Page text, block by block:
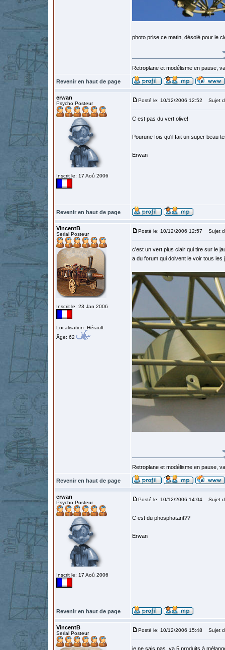
photo prise ce matin, désolé pour le
Retroplane et modélisme en pause,
Revenir en haut de page
erwan
Psycho Posteur
Inscrit le: 17 Aoû 2006
Posté le: 10/12/2006 12:52 Sujet
C est pas du vert olive!
Pourune fois qu'il fait un super beau
Erwan
Revenir en haut de page
VincentB
Serial Posteur
Inscrit le: 23 Jan 2006
Localisation: Hérault
Âge: 62
Posté le: 10/12/2006 12:57 Sujet
c'est un vert plus clair qui tire sur le
a du forum qui doivent le voir tous les
Retroplane et modélisme en pause,
Revenir en haut de page
erwan
Psycho Posteur
Inscrit le: 17 Aoû 2006
Posté le: 10/12/2006 14:04 Sujet
C est du phosphatant??
Erwan
Revenir en haut de page
VincentB
Serial Posteur
Posté le: 10/12/2006 15:48 Sujet
je ne sais pas, ya 5 produits à